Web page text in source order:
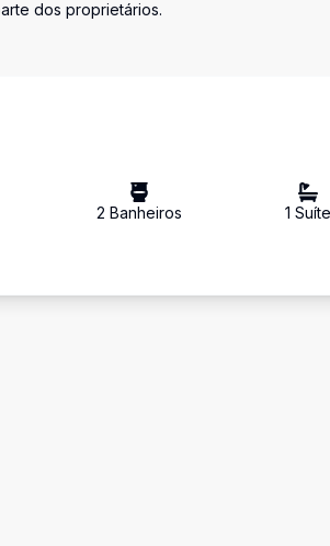
dos proprietários.
2 Banheiros 1 Suíte